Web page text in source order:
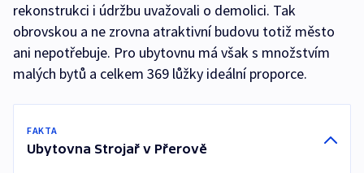
rekonstrukci i údržbu uvažovali o demolici. Tak
obrovskou a ne zrovna atraktivní budovu totiž město
ani nepotřebuje. Pro ubytovnu má však s množstvím
malých bytů a celkem 369 lůžky ideální proporce.
FAKTA
Ubytovna Strojař v Přerově